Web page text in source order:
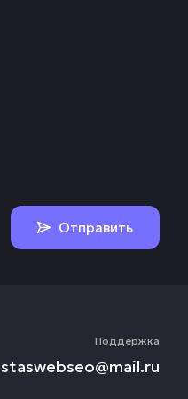
Отправить
Поддержка
staswebseo@mail.ru